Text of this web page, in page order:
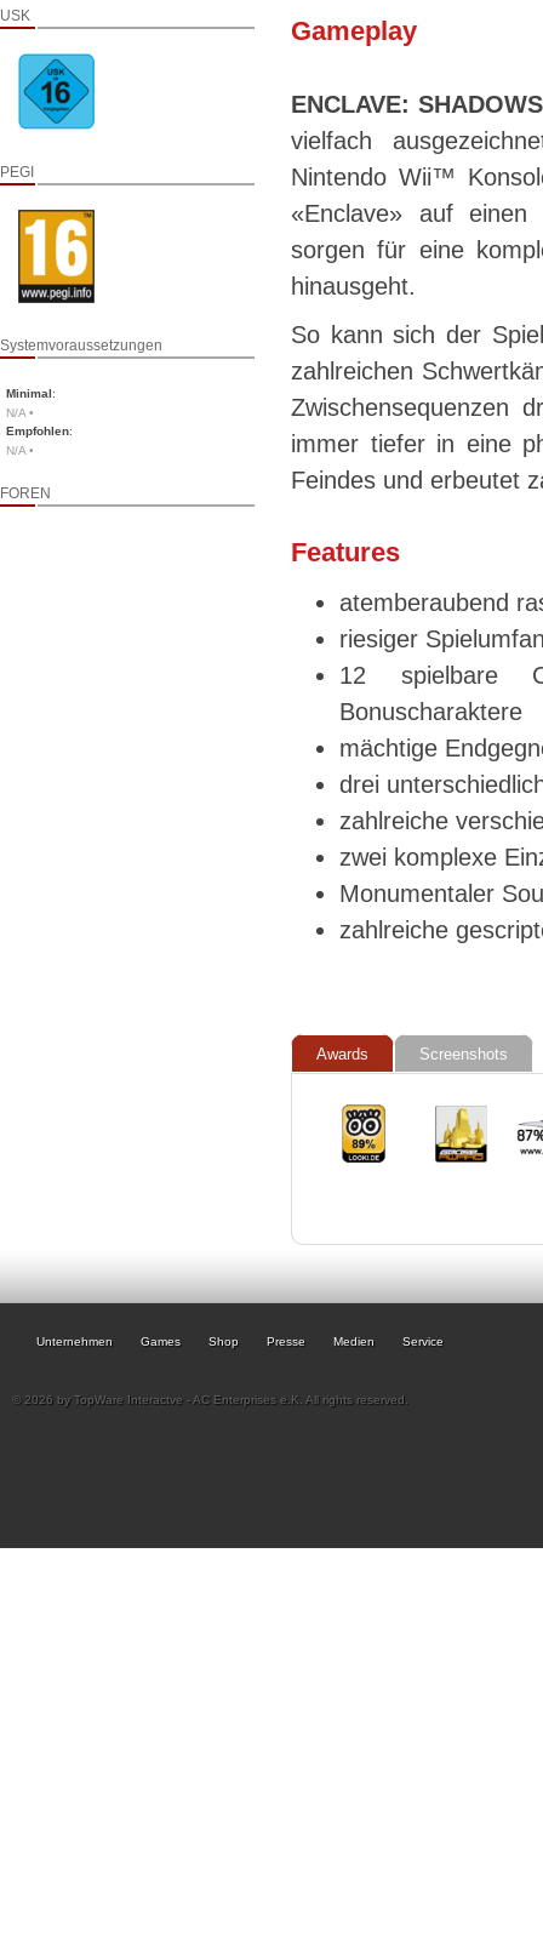
USK
PEGI
Systemvoraussetzungen
Minimal:
N/A •
Empfohlen:
N/A •
FOREN
Gameplay
ENCLAVE:
vielfach
Nintendo Wii™
«Enclave» auf einen
sorgen für eine
hinausgeht.
So kann sich der
zahlreichen
Zwischensequenzen
immer tiefer in eine
Feindes und erbeutet
Features
atemberaubend
riesiger
12 spielbare
Bonuscharaktere
mächtige
drei
zahlreiche
zwei komplexe
Monumentaler
zahlreiche
Awards Screenshots
Unternehmen Games Shop Presse Medien Service
© 2026 by TopWare Interactve - AC Enterprises e.K. All rights reserved.